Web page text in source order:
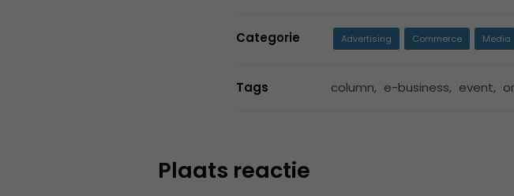
Categorie Advertising Commerce Media
Tags column, e-business, event,
Plaats reactie